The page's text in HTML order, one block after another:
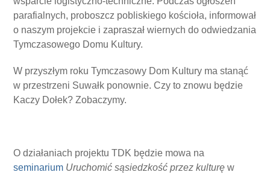
parafialnych, proboszcz pobliskiego kościoła, informował
o naszym projekcie i zapraszał wiernych do odwiedzania
Tymczasowego Domu Kultury.
W przyszłym roku Tymczasowy Dom Kultury ma stanąć
w przestrzeni Suwałk ponownie. Czy to znowu będzie
Kaczy Dołek? Zobaczymy.
O działaniach projektu TDK będzie mowa na
seminarium Uruchomić sąsiedzkość przez kulturę w